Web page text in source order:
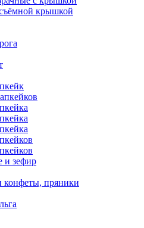
крышкой
и зефир
конфеты, пряники